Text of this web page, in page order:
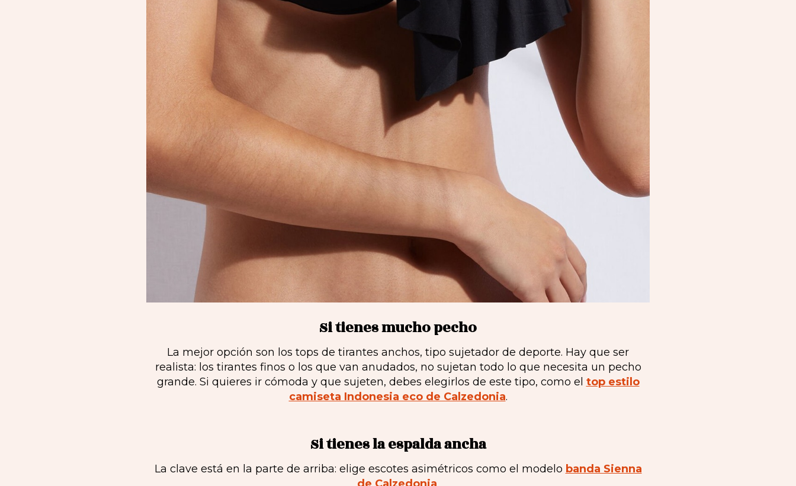
Si tienes mucho pecho
La mejor opción son los tops de tirantes anchos, tipo sujetador de deporte. Hay que ser
realista: los tirantes finos o los que van anudados, no sujetan todo lo que necesita un pecho
grande. Si quieres ir cómoda y que sujeten, debes elegirlos de este tipo, como el top estilo
camiseta Indonesia eco de Calzedonia.
Si tienes la espalda ancha
La clave está en la parte de arriba: elige escotes asimétricos como el modelo banda Sienna